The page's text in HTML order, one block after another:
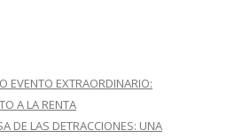
EVENTO EXTRAORDINARIO:
A LA RENTA
DE LAS DETRACCIONES: UNA